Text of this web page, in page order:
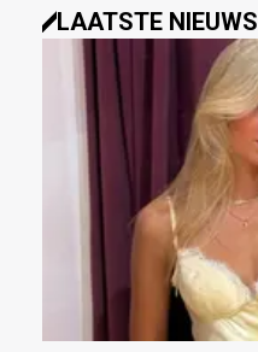
LAATSTE NIEUWS